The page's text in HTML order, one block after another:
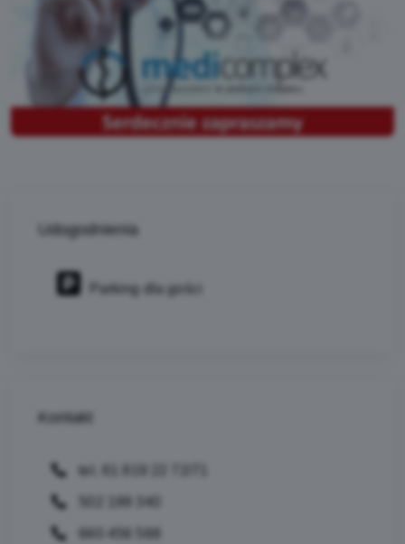
Udogodnienia
Parking dla gości
Kontakt
tel. 61 819 22 72/71